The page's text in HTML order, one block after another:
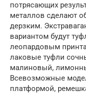
потрясающих
металлов сделают
дерзким.
вариантом будут
леопардовым
лаковые туфли
малиновый,
Всевозможные
платформой,